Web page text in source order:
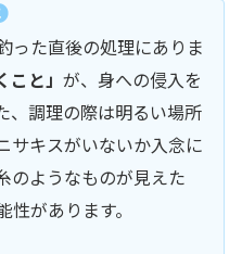
った直後の処理にありま
と」 が、身への侵入を
、調理の際は明るい場所
サキスがいないか入念に
のようなものが見えた
があります。